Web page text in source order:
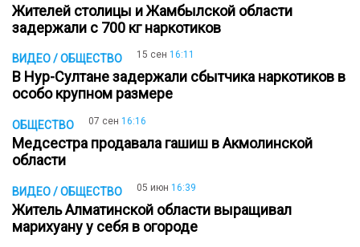
Жителей столицы и Жамбылской области
задержали с 700 кг наркотиков
ВИДЕО / ОБЩЕСТВО 15 сен 16:11
В Нур-Султане задержали сбытчика наркотиков в
особо крупном размере
ОБЩЕСТВО 07 сен 16:16
Медсестра продавала гашиш в Акмолинской
области
ВИДЕО / ОБЩЕСТВО 05 июн 16:39
Житель Алматинской области выращивал
марихуану у себя в огороде